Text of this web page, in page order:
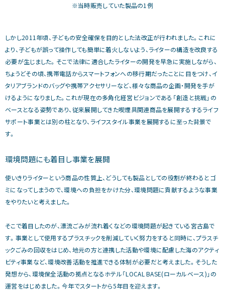
※当時販売していた製品の1例
しかし2011年頃、子どもの安全確保を目的とした法改正が行われました。これに
より、子どもが誤って操作しても簡単に着火しないよう、ライターの構造を改良する
必要が生じました。そこで法律に適合したライターの開発を早急に実施しながら、
ちょうどその頃、携帯電話からスマートフォンへの移行期だったことに目をつけ、イ
タリアブランドのバッグや携帯アクセサリーなど、様々な商品の企画・開発を手が
けるようになりました。これが現在の多角化経営ビジョンである「創造と挑戦」の
ベースとなる姿勢であり、従来展開してきた喫煙具関連商品を展開するするライフ
サポート事業とは別の柱となり、ライフスタイル事業を展開するに至った背景で
す。
環境問題にも着目し事業を展開
使いきりライターという商品の性質上、どうしても製品としての役割が終わるとゴ
ミになってしまうので、環境への負担をかけた分、環境問題に貢献するような事業
をやりたいと考えました。
そこで着目したのが、漂流ごみが流れ着くなどの環境問題が起きている宮古島で
す。事業として使用するプラスチックを削減していく努力をすると同時に、プラスチ
ックごみの回収をはじめ、地元の方と連携した活動や環境に配慮した海のアクティ
ビティ事業など、環境改善活動を推進できる体制が必要だと考えました。そうした
発想から、環境保全活動の拠点となるホテル「LOCAL BASE(ローカルベース)」の
運営をはじめました。今年でスタートから5年目を迎えます。